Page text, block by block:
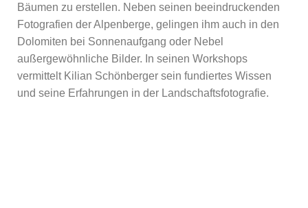
Bäumen zu erstellen. Neben seinen beeindruckenden
Fotografien der Alpenberge, gelingen ihm auch in den
Dolomiten bei Sonnenaufgang oder Nebel
außergewöhnliche Bilder. In seinen Workshops
vermittelt Kilian Schönberger sein fundiertes Wissen
und seine Erfahrungen in der Landschaftsfotografie.